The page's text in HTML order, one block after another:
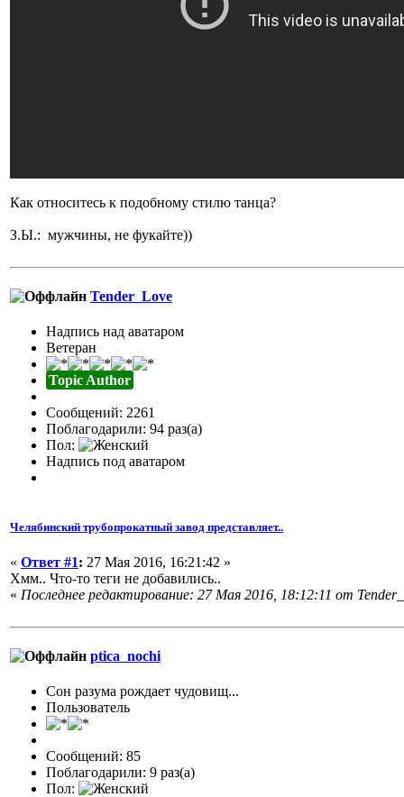
Как относитесь к подобному стилю танца?
З.Ы.: мужчины, не фукайте))
Tender_Love
Надпись над аватаром
Ветеран
Topic Author
Сообщений: 2261
Поблагодарили: 94 раз(а)
Пол:
Надпись под аватаром
Челябинский трубопрокатный завод представляет..
« Ответ #1: 27 Мая 2016, 16:21:42 »
Хмм.. Что-то теги не добавились..
« Последнее редактирование: 27 Мая 2016, 18:12:11 от
ptica_nochi
Сон разума рождает чудовищ...
Пользователь
Сообщений: 85
Поблагодарили: 9 раз(а)
Пол: